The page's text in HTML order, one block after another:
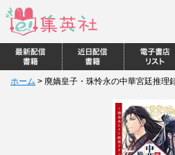
ホーム > 廃嫡皇子・珠怜永の中華宮廷推